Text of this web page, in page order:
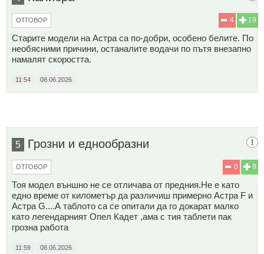
19
4
ОТГОВОР
Старите модели на Астра са по-добри, особено белите. По
необясними причини, останалите водачи по пътя внезапно
намалят скоростта.
11:54 08.06.2026
5 Грозни и еднообразни
9
0
ОТГОВОР
Тоя модел външно не се отличава от предния.Не е като
едно време от километър да различиш примерно Астра F и
Астра G....А таблото са се опитали да го докарат малко
като легендарният Опел Кадет ,ама с тия таблети пак
грозна работа
11:59 08.06.2026